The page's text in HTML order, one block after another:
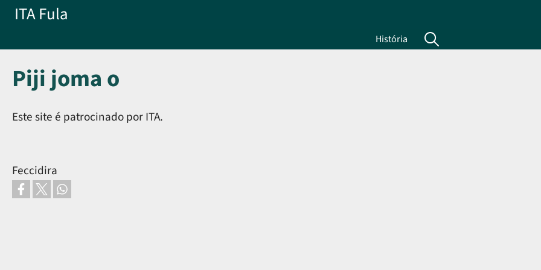
Skip to main content
ITA Fula
História
Piji joma o
Este site é patrocinado por ITA.
Feccidira